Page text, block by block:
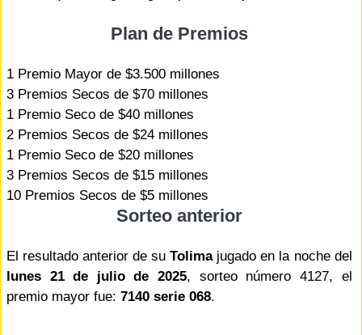
Plan de Premios
1 Premio Mayor de $3.500 millones
3 Premios Secos de $70 millones
1 Premio Seco de $40 millones
2 Premios Secos de $24 millones
1 Premio Seco de $20 millones
3 Premios Secos de $15 millones
10 Premios Secos de $5 millones
Sorteo anterior
El resultado anterior de suTolimajugado en la noche del
lunes 21 de julio de 2025, sorteo número 4127, el
premio mayor fue: 7140 serie 068.